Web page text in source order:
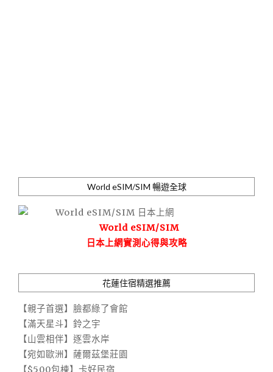
World eSIM/SIM 暢遊全球
World eSIM/SIM
日本上網實測心得與攻略
花蓮住宿精選推薦
【親子首選】臉都綠了會館
【滿天星斗】鈴之宇
【山雲相伴】逐雲水岸
【宛如歐洲】薩爾茲堡莊園
【$500包棟】卡好民宿